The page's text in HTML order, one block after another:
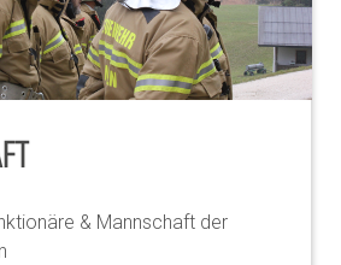
& Mannschaft der